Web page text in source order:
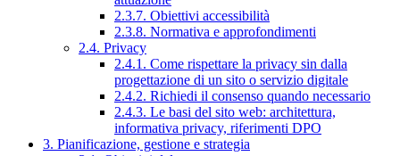
2.3.7. Obiettivi accessibilità
2.3.8. Normativa e approfondimenti
2.4. Privacy
2.4.1. Come rispettare la privacy sin dalla
progettazione di un sito o servizio digitale
2.4.2. Richiedi il consenso quando necessario
2.4.3. Le basi del sito web: architettura,
informativa privacy, riferimenti DPO
3. Pianificazione, gestione e strategia